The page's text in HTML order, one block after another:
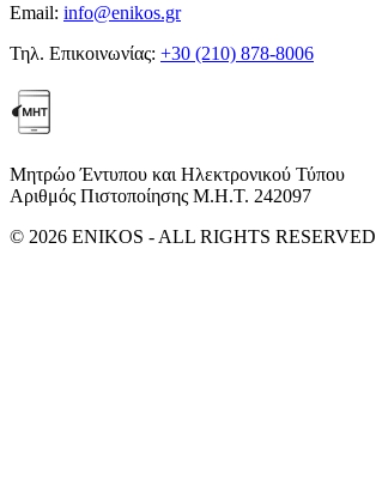
Email: info@enikos.gr
Τηλ. Επικοινωνίας: +30 (210) 878-8006
Μητρώο Έντυπου και Ηλεκτρονικού Τύπου
Αριθμός Πιστοποίησης Μ.Η.Τ. 242097
© 2026 ENIKOS - ALL RIGHTS RESERVED